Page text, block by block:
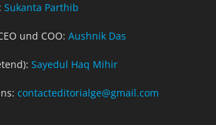
Sukanta Parthib
und COO: Aushnik Das
Sayedul Haq Mihir
contacteditorialge@gmail.com